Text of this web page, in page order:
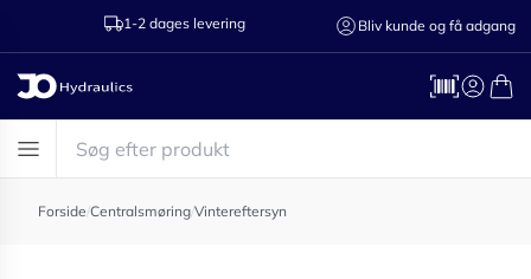
1-2 dages levering Ring til os
Bliv kunde og få adgang
Forside/Centralsmøring/Vintereftersyn